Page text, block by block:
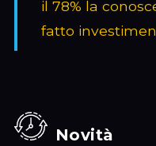
il 78% la
fatto
Novità